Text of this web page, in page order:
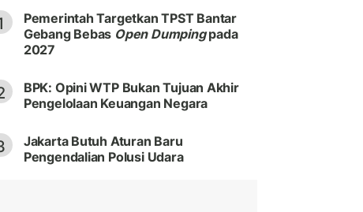
Pemerintah Targetkan TPST Bantar
Gebang Bebas Open Dumpingpada
2027
BPK: Opini WTP Bukan Tujuan Akhir
Pengelolaan Keuangan Negara
Jakarta Butuh Aturan Baru
Pengendalian Polusi Udara